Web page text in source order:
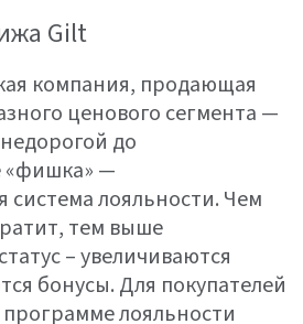
Gilt
компания, продающая
ценового сегмента —
до
«фишка» —
система лояльности. Чем
тем выше
– увеличиваются
бонусы. Для покупателей
лояльности